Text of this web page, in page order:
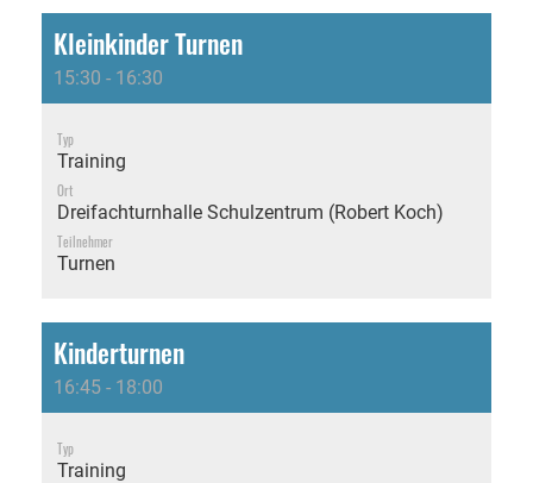
Kleinkinder Turnen
15:30 - 16:30
Typ
Training
Ort
Dreifachturnhalle Schulzentrum (Robert Koch)
Teilnehmer
Turnen
Kinderturnen
16:45 - 18:00
Typ
Training